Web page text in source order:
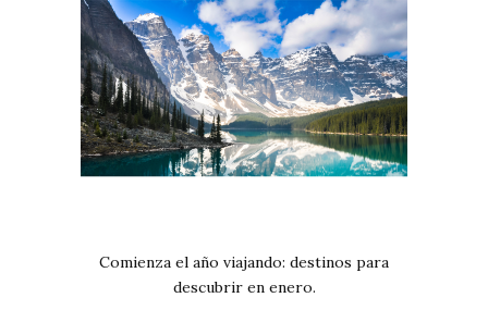
Comienza el año viajando: destinos para
descubrir en enero.